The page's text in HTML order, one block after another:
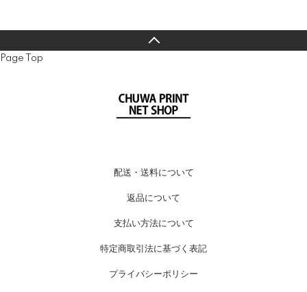
Page Top
配送・送料について
返品について
支払い方法について
特定商取引法に基づく表記
プライバシーポリシー